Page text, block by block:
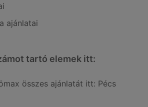
ajánlatai
tartó elemek itt:
összes ajánlatát itt: Pécs